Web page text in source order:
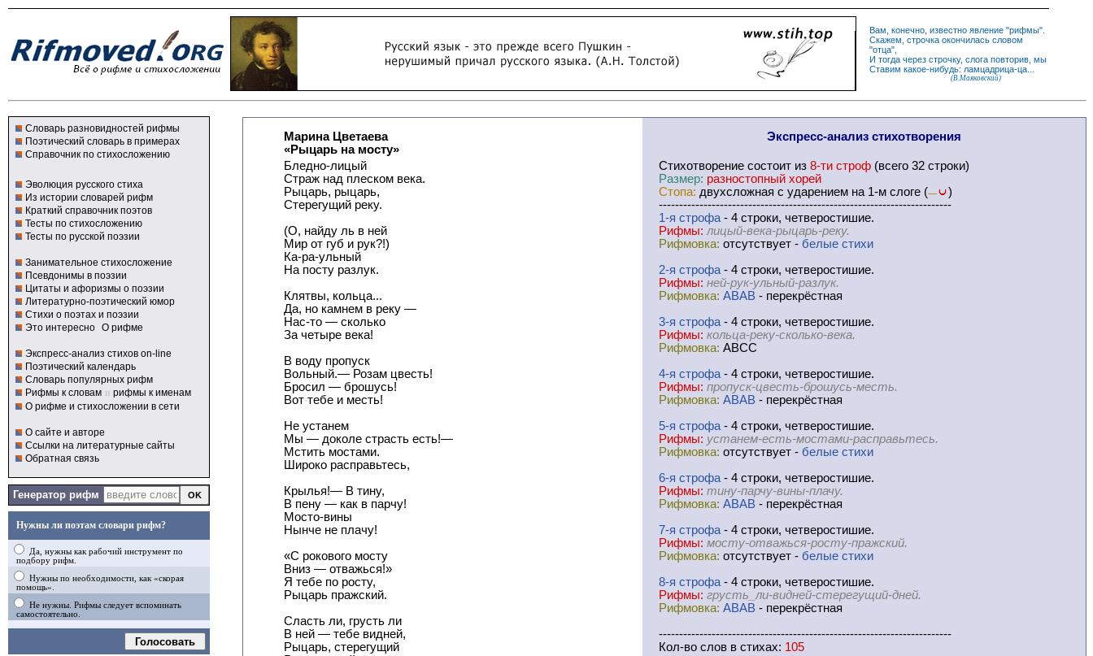
Вам, конечно, известно явление "рифмы".
Скажем, строчка окончилась словом
"отца",
И тогда через строчку, слога повторив, мы
Ставим какое-нибудь: ламцадрица-ца...
(В.Маяковский)
Словарь разновидностей рифмы
Поэтический словарь в примерах
Справочник по стихосложению
Эволюция русского стиха
Из истории словарей рифм
Краткий справочник поэтов
Тесты по стихосложению
Тесты по русской поэзии
Занимательное стихосложение
Псевдонимы в поэзии
Цитаты и афоризмы о поэзии
Литературно-поэтический юмор
Стихи о поэтах и поэзии
Это интересно О рифме
Экспресс-анализ стихов on-line
Поэтический календарь
Словарь популярных рифм
Рифмы к словам и рифмы к именам
О рифме и стихосложении в сети
О сайте и авторе
Ссылки на литературные сайты
Обратная связь
Генератор рифм
Нужны ли поэтам словари рифм?
Да, нужны как рабочий инструмент по
подбору рифм.
Нужны по необходимости, как «скорая
помощь».
Не нужны. Рифмы следует вспоминать
самостоятельно.
Голосовать
Марина Цветаева
«Рыцарь на мосту»
Бледно-лицый
Страж над плеском века.
Рыцарь, рыцарь,
Стерегущий реку.
(О, найду ль в ней
Мир от губ и рук?!)
Ка-ра-ульный
На посту разлук.
Клятвы, кольца...
Да, но камнем в реку —
Нас-то — сколько
За четыре века!
В воду пропуск
Вольный.— Розам цвесть!
Бросил — брошусь!
Вот тебе и месть!
Не устанем
Мы — доколе страсть есть!—
Мстить мостами.
Широко расправьтесь,
Крылья!— В тину,
В пену — как в парчу!
Мосто-вины
Нынче не плачу!
«С рокового мосту
Вниз — отважься!»
Я тебе по росту,
Рыцарь пражский.
Сласть ли, грусть ли
В ней — тебе видней,
Рыцарь, стерегущий
Экспресс-анализ стихотворения
Cтихотворение состоит из 8-ти строф (всего 32 строки)
Размер: разностопный хорей
Стопа: двухсложная с ударением на 1-м слоге (—
)
------------------------------------------------------------------------
1-я cтрофа - 4 строки, четверостишие.
Рифмы: лицый-века-рыцарь-реку.
Рифмовка: отсутствует - белые стихи
2-я cтрофа - 4 строки, четверостишие.
Рифмы: ней-рук-ульный-разлук.
Рифмовка: ABAB - перекрёстная
3-я cтрофа - 4 строки, четверостишие.
Рифмы: кольца-реку-сколько-века.
Рифмовка: ABCC
4-я cтрофа - 4 строки, четверостишие.
Рифмы: пропуск-цвесть-брошусь-месть.
Рифмовка: ABAB - перекрёстная
5-я cтрофа - 4 строки, четверостишие.
Рифмы: устанем-есть-мостами-расправьтесь.
Рифмовка: отсутствует - белые стихи
6-я cтрофа - 4 строки, четверостишие.
Рифмы: тину-парчу-вины-плачу.
Рифмовка: ABAB - перекрёстная
7-я cтрофа - 4 строки, четверостишие.
Рифмы: мосту-отважься-росту-пражский.
Рифмовка: отсутствует - белые стихи
8-я cтрофа - 4 строки, четверостишие.
Рифмы: грусть_ли-видней-стерегущий-дней.
Рифмовка: ABAB - перекрёстная
------------------------------------------------------------------------
Кол-во слов в стихах: 105